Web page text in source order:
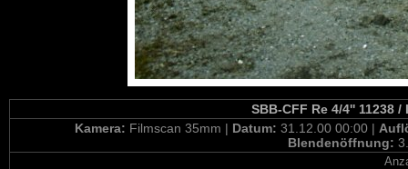
SBB-CFF Re 4/4'' 11238
Kamera: Filmscan 35mm | Datum: 31.12.00 00:00 |
Blendenöffnung: